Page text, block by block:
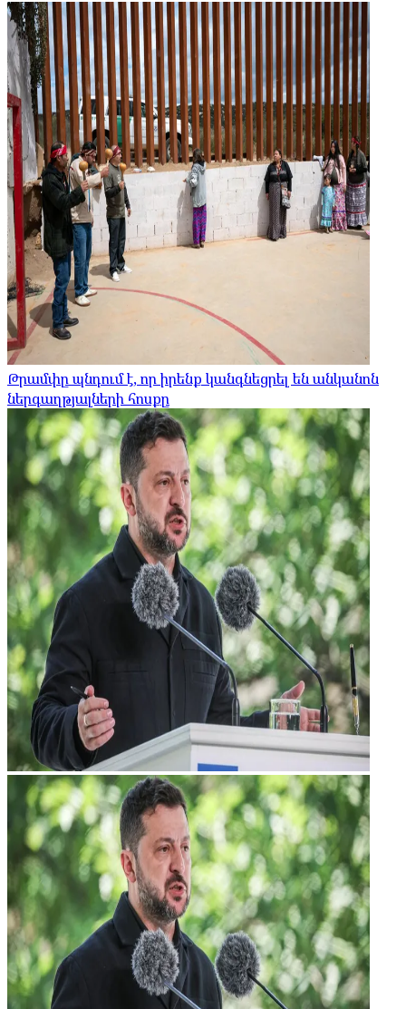
Թրամփը պնդում է, որ իրենք կանգնեցրել են անկանոն
ներգաղթյալների հոսքը